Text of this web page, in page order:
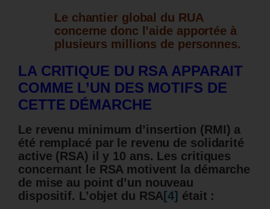
Le chantier global du RUA
concerne donc l’aide apportée à
plusieurs millions de personnes.
LA CRITIQUE DU RSA APPARAIT
COMME L’UN DES MOTIFS DE
CETTE DÉMARCHE
Le revenu minimum d’insertion (RMI) a
été remplacé par le revenu de solidarité
active (RSA) il y 10 ans. Les critiques
concernant le RSA motivent la démarche
de mise au point d’un nouveau
dispositif. L’objet du RSA [4] était :